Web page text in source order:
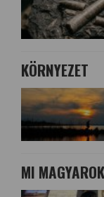
KÖRNYEZET
MI MAGYAROK